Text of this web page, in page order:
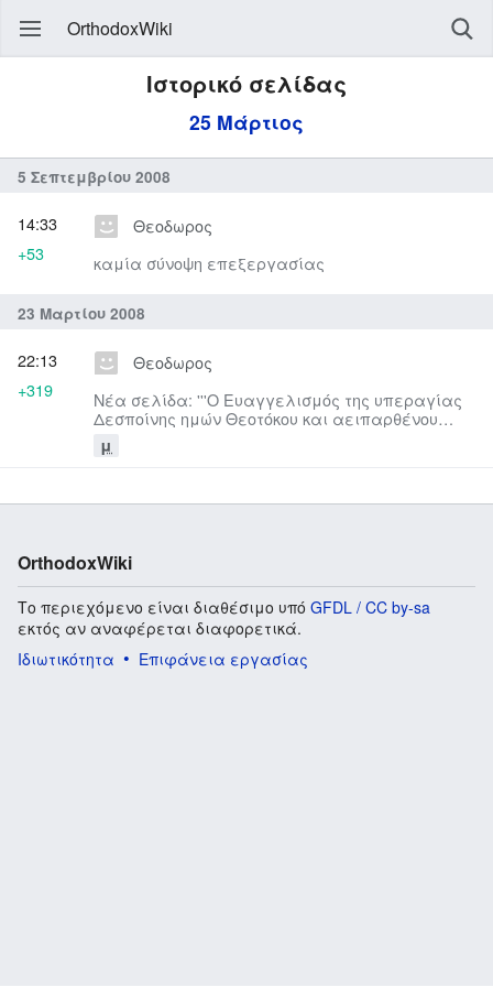
OrthodoxWiki
Ιστορικό σελίδας
25 Μάρτιος
5 Σεπτεμβρίου 2008
Θεοδωρος
καμία σύνοψη επεξεργασίας
14:33
+53
23 Μαρτίου 2008
Θεοδωρος
Νέα σελίδα: '''Ο Ευαγγελισμός της υπεραγίας
Δεσποίνης ημών Θεοτόκου και αειπαρθένου
Μαρίας · Πελαγίας και...
μ
22:13
+319
OrthodoxWiki
Το περιεχόμενο είναι διαθέσιμο υπό GFDL / CC by-sa
εκτός αν αναφέρεται διαφορετικά.
Ιδιωτικότητα
Επιφάνεια εργασίας